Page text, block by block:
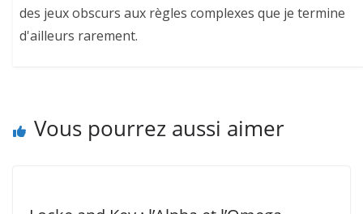
des jeux obscurs aux règles complexes que je termine
d'ailleurs rarement.
Vous pourrez aussi aimer